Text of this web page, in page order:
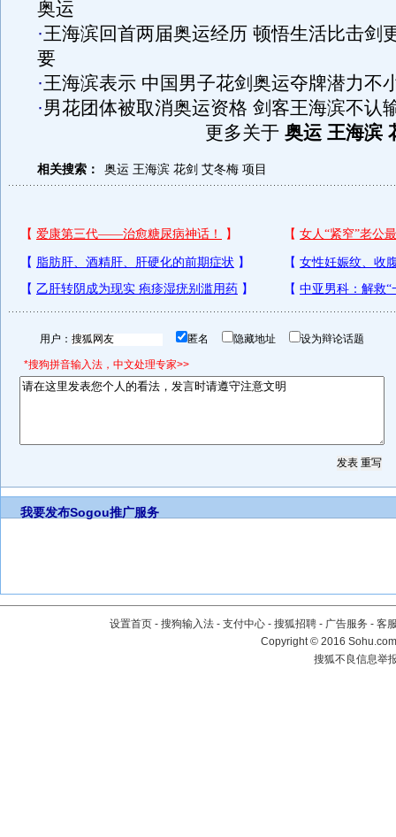
奥运
·王海滨回首两届奥运经历 顿悟生活比击剑
要
·王海滨表示 中国男子花剑奥运夺牌潜力不
·男花团体被取消奥运资格 剑客王海滨不认
更多关于 奥运 王海滨
相关搜索： 奥运 王海滨 花剑 艾冬梅 项目
用户： 匿名 隐藏地址 设为辩论话题
*搜狗拼音输入法，中文处理专家>>
我要发布Sogou推广服务
设置首页 - 搜狗输入法 - 支付中心 - 搜狐招聘 - 广告服务 - 客
Copyright©2016
搜狐不良信息举